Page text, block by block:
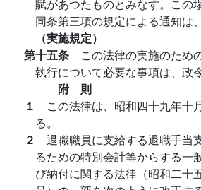
賦があつたものとみなす。この
同条第三項の規定による通知は
（実施規定）
第十五条 この法律の実施のため
執行について必要な事項は、政
附 則
１ この法律は、昭和四十九年十
る。
２ 退職職員に支給する退職手当
るための特別会計等からする一
び納付に関する法律（昭和二十